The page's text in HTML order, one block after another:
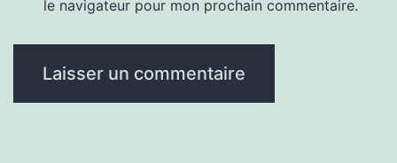
le navigateur pour mon prochain commentaire.